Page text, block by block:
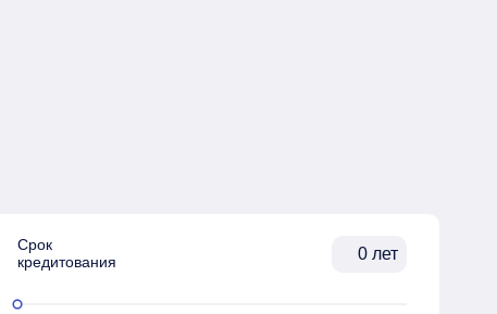
Срок
кредитования
лет